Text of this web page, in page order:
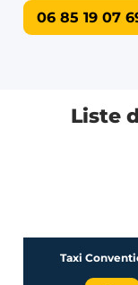
06 85 19 07
Liste
Taxi